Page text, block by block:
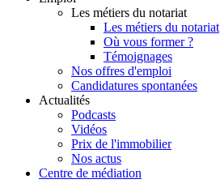
Les métiers du notariat
Les métiers du notariat
Où vous former ?
Témoignages
Nos offres d'emploi
Candidatures spontanées
Actualités
Podcasts
Vidéos
Prix de l'immobilier
Nos actus
Centre de médiation